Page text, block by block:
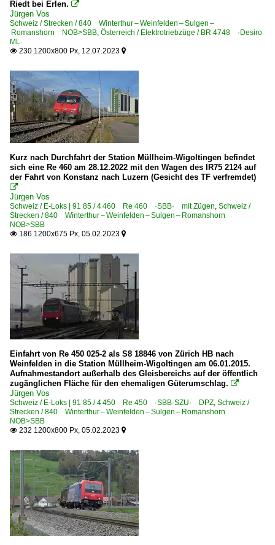
Galerien
Bahn und Tiere
Extrazüge und Sonderfahrten
IC 2000 Pendel
Güterwagen
4 | Gattung S | Flachwagen mit Drehgestellen in
Museumsbahnen und Vereine
DSF Depot und Schienenfahrzeuge Koblenz
Verein Pacific 01 202
Doppelstockwagen IC 2000 Steuerwagen
IC-Steuerwagen für EW IV
~ Ausrangiert
Personenwagen | ältere Bauart
Einheitswagen I
Privatbahnen
Privatbahnen | historisch
SBB | Schweizer Bundesbahnen
SBBC Schweizerische Bundesbahnen Cargo AG seit
Sonstiges
Riedt bei Erlen. 
Jürgen Vos
Schweiz / Strecken / 840 Winterthur – Weinfelden – Sulgen –
Romanshorn NOB>SBB, Österreich / Elektrotriebzüge / BR 4748 ·Desiro
ML·
 230 1200x800 Px, 12.07.2023 
Kurz nach Durchfahrt der Station Müllheim-Wigoltingen befindet
sich eine Re 460 am 28.12.2022 mit den Wagen des IR75 2124 auf
der Fahrt von Konstanz nach Luzern (Gesicht des TF verfremdet)

Jürgen Vos
Schweiz / E-Loks | 91 85 / 4 460 Re 460 ·SBB· mit Zügen, Schweiz /
Strecken / 840 Winterthur – Weinfelden – Sulgen – Romanshorn
NOB>SBB
 186 1200x675 Px, 05.02.2023 
Einfahrt von Re 450 025-2 als S8 18846 von Zürich HB nach
Weinfelden in die Station Müllheim-Wigoltingen am 06.01.2015.
Aufnahmestandort außerhalb des Gleisbereichs auf der öffentlich
zugänglichen Fläche für den ehemaligen Güterumschlag. 
Jürgen Vos
Schweiz / E-Loks | 91 85 / 4 450 Re 450 ·SBB·SZU· DPZ, Schweiz /
Strecken / 840 Winterthur – Weinfelden – Sulgen – Romanshorn
NOB>SBB
 232 1200x800 Px, 05.02.2023 